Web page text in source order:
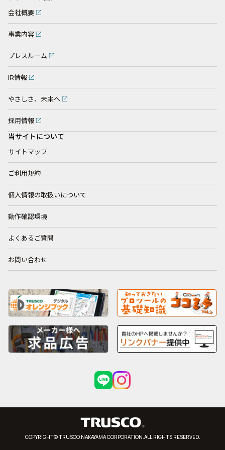
会社概要
事業内容
プレスルーム
IR情報
やさしさ、未来へ
採用情報
当サイトについて
サイトマップ
ご利用規約
個人情報の取扱いについて
動作確認環境
よくあるご質問
お問い合わせ
COPYRIGHT© TRUSCO NAKAYAMA CORPORATION.ALL RIGHTS RESERVED.